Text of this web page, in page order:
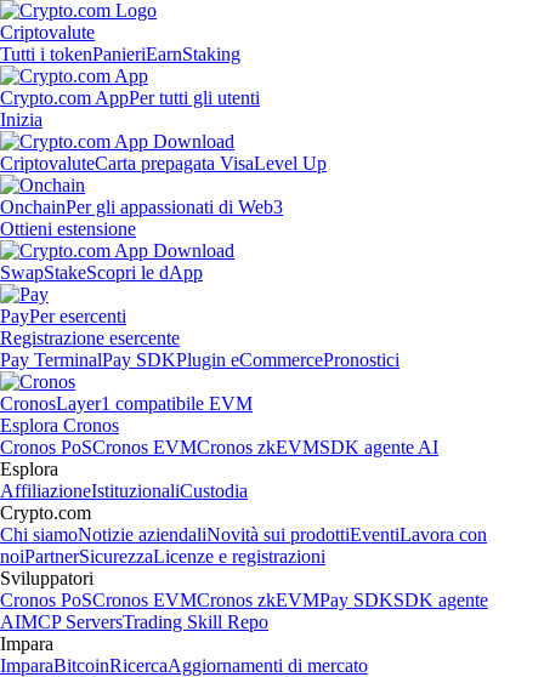
Criptovalute
Tutti i tokenPanieriEarnStaking
Crypto.com AppPer tutti gli utenti
Inizia
CriptovaluteCarta prepagata VisaLevel Up
OnchainPer gli appassionati di Web3
Ottieni estensione
SwapStakeScopri le dApp
PayPer esercenti
Registrazione esercente
Pay TerminalPay SDKPlugin eCommercePronostici
CronosLayer1 compatibile EVM
Esplora Cronos
Cronos PoSCronos EVMCronos zkEVMSDK agente AI
Esplora
AffiliazioneIstituzionaliCustodia
Crypto.com
Chi siamoNotizie aziendaliNovità sui prodottiEventiLavora con
noiPartnerSicurezzaLicenze e registrazioni
Sviluppatori
Cronos PoSCronos EVMCronos zkEVMPay SDKSDK agente
AIMCP ServersTrading Skill Repo
Impara
ImparaBitcoinRicercaAggiornamenti di mercato